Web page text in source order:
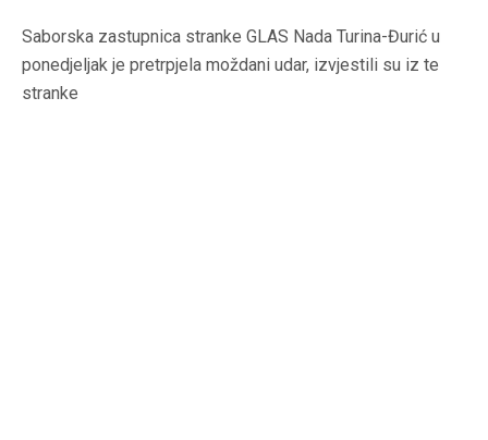
Saborska zastupnica stranke GLAS Nada Turina-Đurić u
ponedjeljak je pretrpjela moždani udar, izvjestili su iz te
stranke